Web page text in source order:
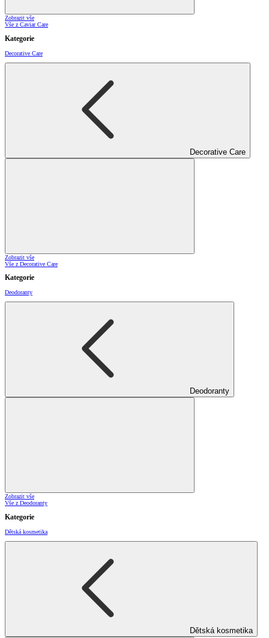
Zobrazit vše
Vše z Caviar Care
Kategorie
Decorative Care
Decorative Care
Zobrazit vše
Vše z Decorative Care
Kategorie
Deodoranty
Deodoranty
Zobrazit vše
Vše z Deodoranty
Kategorie
Dětská kosmetika
Dětská kosmetika